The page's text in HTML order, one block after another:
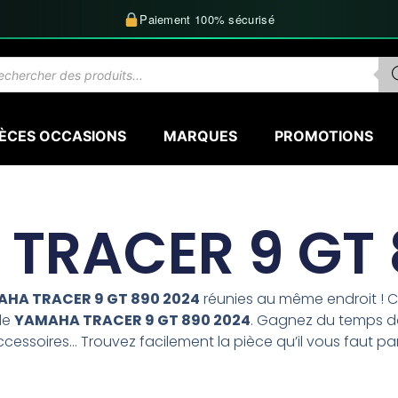
Paiement 100% sécurisé
OCCASIONS MARQUES PROMOTIONS
9
TRACER 9 GT 890 2024 réunies au même endroit !
YAMAHA TRACER 9 GT 890 2024. Gagnez du temps
Trouvez facilement la pièce qu’il vous faut